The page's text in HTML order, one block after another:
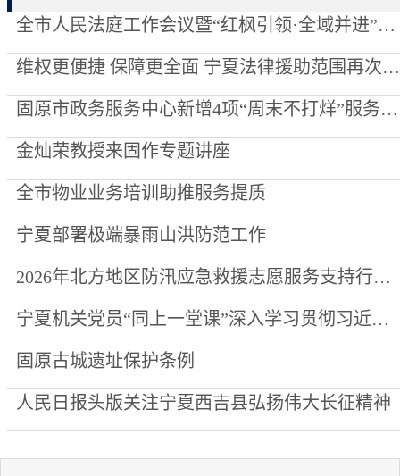
全市人民法庭工作会议暨“红枫引领·全域并进”项目创建推进会召开
维权更便捷 保障更全面 宁夏法律援助范围再次“扩容”
固原市政务服务中心新增4项“周末不打烊”服务事项
金灿荣教授来固作专题讲座
全市物业业务培训助推服务提质
宁夏部署极端暴雨山洪防范工作
2026年北方地区防汛应急救援志愿服务支持行动走进泾源县
宁夏机关党员“同上一堂课”深入学习贯彻习近平党建思想
固原古城遗址保护条例
人民日报头版关注宁夏西吉县弘扬伟大长征精神